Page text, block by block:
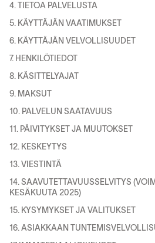
4. TIETOA PALVELUSTA
5. KÄYTTÄJÄN VAATIMUKSET
6. KÄYTTÄJÄN VELVOLLISUUDET
7. HENKILÖTIEDOT
8. KÄSITTELYAJAT
9. MAKSUT
10. PALVELUN SAATAVUUS
11. PÄIVITYKSET JA MUUTOKSET
12. KESKEYTYS
13. VIESTINTÄ
14. SAAVUTETTAVUUSSELVITYS
KESÄKUUTA 2025)
15. KYSYMYKSET JA VALITUKSET
16. ASIAKKAAN